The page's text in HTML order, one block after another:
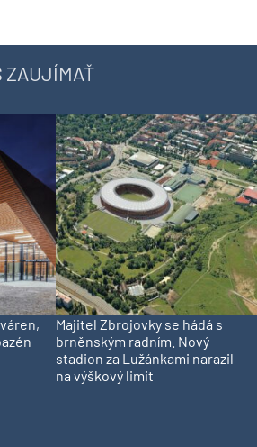
ZAUJÍMAŤ
Majitel Zbrojovky se hádá s
brněnským radním. Nový
stadion za Lužánkami narazil
na výškový limit